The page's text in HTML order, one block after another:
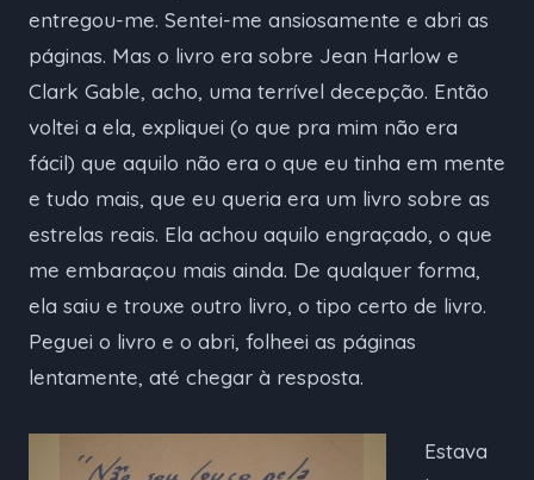
entregou-me. Sentei-me ansiosamente e abri as
páginas. Mas o livro era sobre Jean Harlow e
Clark Gable, acho, uma terrível decepção. Então
voltei a ela, expliquei (o que pra mim não era
fácil) que aquilo não era o que eu tinha em mente
e tudo mais, que eu queria era um livro sobre as
estrelas reais. Ela achou aquilo engraçado, o que
me embaraçou mais ainda. De qualquer forma,
ela saiu e trouxe outro livro, o tipo certo de livro.
Peguei o livro e o abri, folheei as páginas
lentamente, até chegar à resposta.
Estava